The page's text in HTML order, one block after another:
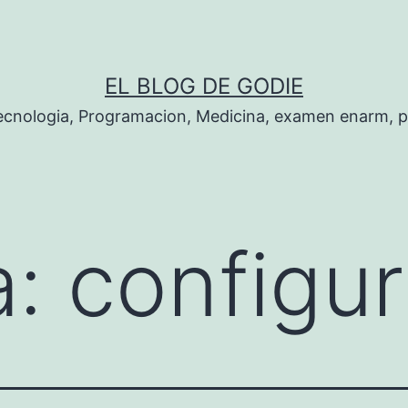
EL BLOG DE GODIE
Programacion, Medicina, examen enarm,